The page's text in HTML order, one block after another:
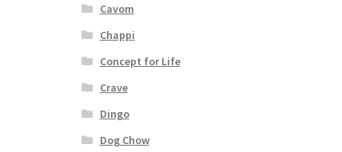
Cavom
Chappi
Concept for Life
Crave
Dingo
Dog Chow